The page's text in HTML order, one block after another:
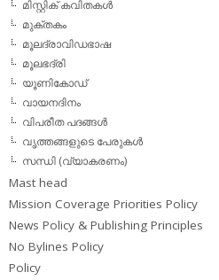
മിസ്റ്റിക് കവിതകള്‍
മുക്തകം
മൂലദ്രാവിഡഭാഷ
മൂലഭദ്രി
യൂണികോഡ്
വായനദിനം
വിപരീത പദങ്ങള്‍
വൃത്തങ്ങളുടെ പേരുകള്‍
സന്ധി (വ്യാകരണം)
Mast head
Mission Coverage Priorities Policy
News Policy & Publishing Principles
No Bylines Policy
Policy